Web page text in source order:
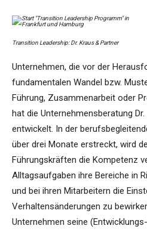
Transition Leadership: Dr. Kraus & Partner
Unternehmen, die vor der
fundamentalen Wandel bzw.
Führung, Zusammenarbeit oder
hat die Unternehmensberatung
entwickelt. In der
über drei Monate erstreckt, wird
Führungskräften die Kompetenz
Alltagsaufgaben ihre Bereiche in
und bei ihren Mitarbeitern die
Verhaltensänderungen zu
Unternehmen seine